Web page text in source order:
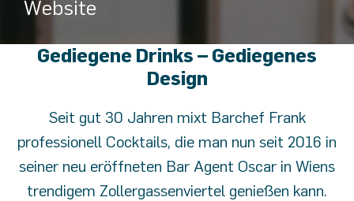
Website
Gediegene Drinks – Gediegenes
Design
Seit gut 30 Jahren mixt Barchef Frank
professionell Cocktails, die man nun seit 2016 in
seiner neu eröffneten Bar Agent Oscar in Wiens
trendigem Zollergassenviertel genießen kann.